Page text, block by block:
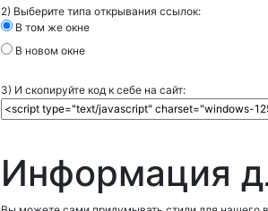
2) Выберите типа открывания ссылок:
В том же окне
В новом окне
3) И скопируйте код к себе на сайт:
Информация